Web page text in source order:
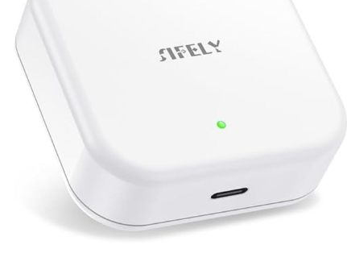
Wi-
pour
serrure
intelligente